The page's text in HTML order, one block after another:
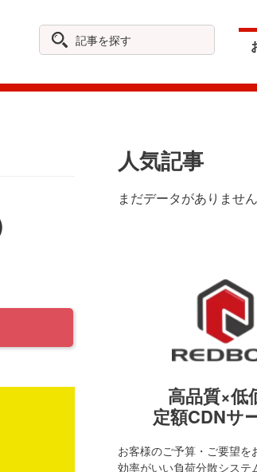
記
事
を
最
の
人気記事
まだデータがありません
高品質×低
定額CDNサ
お客様のご予算・ご要望を
効率がいい負荷分散システ